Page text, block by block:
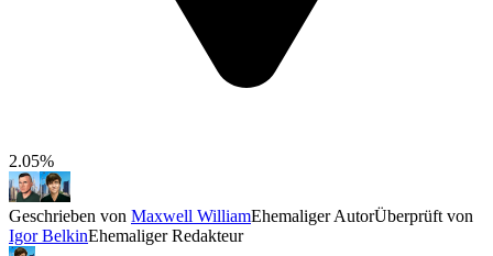
2.05%
Geschrieben von Maxwell WilliamEhemaliger AutorÜberprüft von
Igor BelkinEhemaliger Redakteur